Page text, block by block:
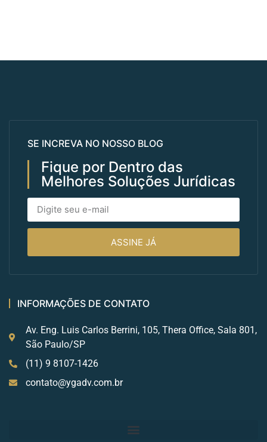
SE INCREVA NO NOSSO BLOG
Fique por Dentro das
Melhores Soluções Jurídicas
ASSINE JÁ
INFORMAÇÕES DE CONTATO
Av. Eng. Luis Carlos Berrini, 105, Thera Office, Sala 801,
São Paulo/SP
(11) 9 8107-1426
contato@ygadv.com.br